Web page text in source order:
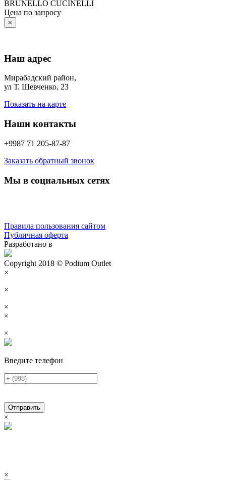
BRUNELLO CUCINELLI
Цена по запросу
×
Наш адрес
Мирабадский район,
ул Т. Шевченко, 23
Показать на карте
Наши контакты
+9987 71 205-87-87
Заказать обратный звонок
Мы в социальных сетях
Правила пользования сайтом
Публичная оферта
Разработано в
Copyright 2018 © Podium Outlet
×
×
×
×
×
Введите телефон
Отправить
×
×